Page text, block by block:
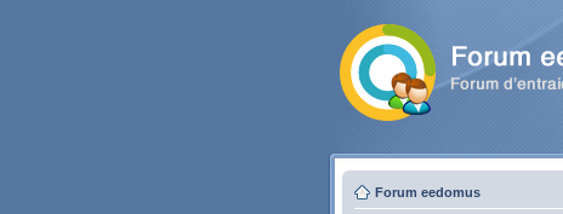
Forum eedomus